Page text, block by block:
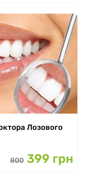
Лозового
800 399 грн